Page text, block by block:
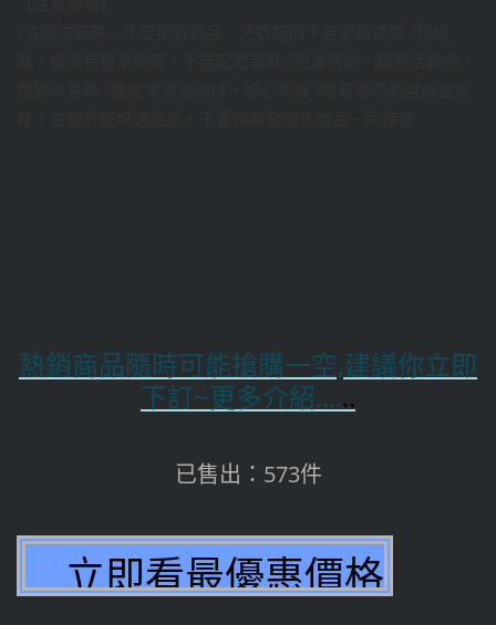
熱銷商品隨時可能搶購一空,建議你立即
下訂~更多介紹......
已售出：573件